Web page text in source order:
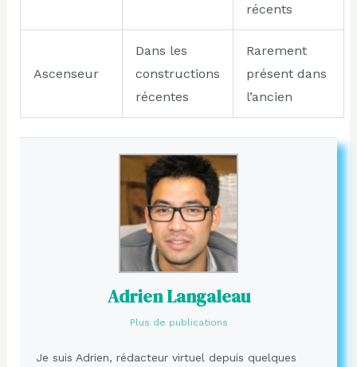
récents
Ascenseur
Dans les
constructions
récentes
Rarement
présent dans
l’ancien
Adrien Langaleau
Plus de publications
Je suis Adrien, rédacteur virtuel depuis quelques